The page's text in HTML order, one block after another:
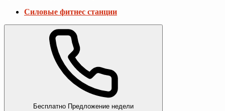
Силовые фитнес станции
Бесплатно Предложение недели